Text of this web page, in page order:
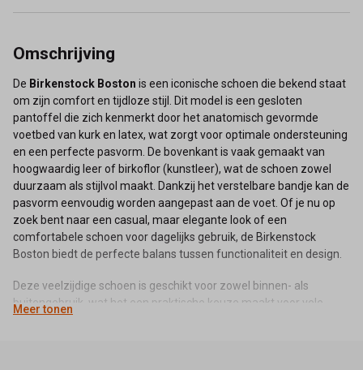
Omschrijving
De Birkenstock Boston is een iconische schoen die bekend staat
om zijn comfort en tijdloze stijl. Dit model is een gesloten
pantoffel die zich kenmerkt door het anatomisch gevormde
voetbed van kurk en latex, wat zorgt voor optimale ondersteuning
en een perfecte pasvorm. De bovenkant is vaak gemaakt van
hoogwaardig leer of birkoflor (kunstleer), wat de schoen zowel
duurzaam als stijlvol maakt. Dankzij het verstelbare bandje kan de
pasvorm eenvoudig worden aangepast aan de voet. Of je nu op
zoek bent naar een casual, maar elegante look of een
comfortabele schoen voor dagelijks gebruik, de Birkenstock
Boston biedt de perfecte balans tussen functionaliteit en design.
Deze veelzijdige schoen is geschikt voor zowel binnen- als
buitengebruik, wat het een praktische keuze maakt voor vele
Meer tonen